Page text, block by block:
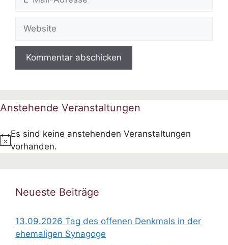
Mail-
Anstehende Veranstaltungen
H
n
Es sind keine anstehenden Veranstaltungen
vorhanden.
Neueste Beiträge
13.09.2026 Tag des offenen Denkmals in der
ehemaligen Synagoge